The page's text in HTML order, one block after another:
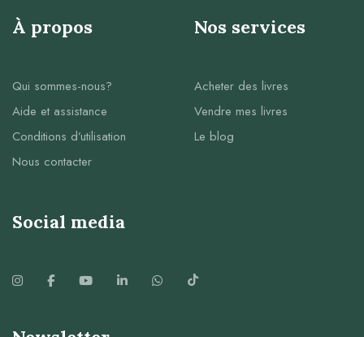
À propos
Qui sommes-nous?
Aide et assistance
Conditions d’utilisation
Nous contacter
Nos services
Acheter des livres
Vendre mes livres
Le blog
Social media